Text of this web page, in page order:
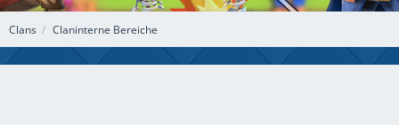
Clans Claninterne Bereiche